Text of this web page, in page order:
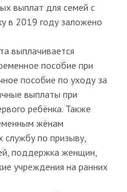
выплат для семей с
в 2019 году заложено
выплачивается
пособие при
пособие по уходу за
выплаты при
ребёнка. Также
жёнам
по призыву,
поддержка женщин,
учреждения на ранних